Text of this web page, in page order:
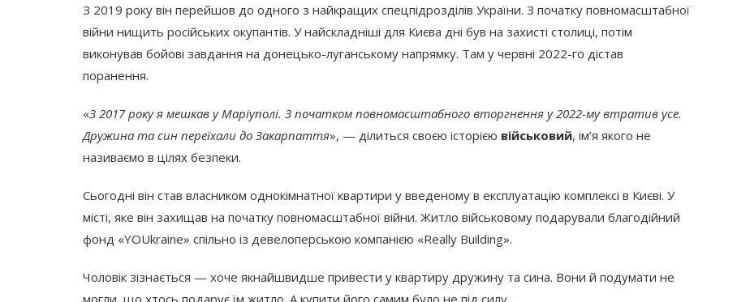
З 2019 року він перейшов до одного з найкращих спецпідрозділів України. З початку повномасштабної
війни нищить російських окупантів. У найскладніші для Києва дні був на захисті столиці, потім
виконував бойові завдання на донецько-луганському напрямку. Там у червні 2022-го дістав
поранення.
«З 2017 року я мешкав у Маріуполі. З початком повномасштабного вторгнення у 2022-му втратив усе.
Дружина та син переїхали до Закарпаття», — ділиться своєю історією військовий, ім’я якого не
називаємо в цілях безпеки.
Сьогодні він став власником однокімнатної квартири у введеному в експлуатацію комплексі в Києві. У
місті, яке він захищав на початку повномасштабної війни. Житло військовому подарували благодійний
фонд «YOUkraine» спільно із девелоперською компанією «Really Building».
Чоловік зізнається — хоче якнайшвидше привести у квартиру дружину та сина. Вони й подумати не
могли, що хтось подарує їм житло. А купити його самим було не під силу.